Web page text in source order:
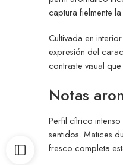
captura fielmente
Cultivada en
expresión del
contraste visual
Notas
Perfil cítrico
sentidos. Matices
fresco completa